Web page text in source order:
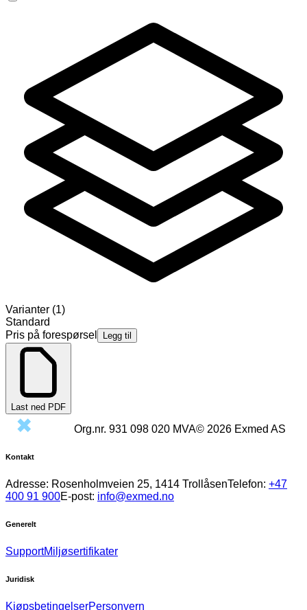
Varianter (1)
Standard
Pris på forespørsel
Legg til
Last ned PDF
Org.nr. 931 098 020 MVA© 2026 Exmed AS
Kontakt
Adresse: Rosenholmveien 25, 1414 TrollåsenTelefon: +47
400 91 900E-post: info@exmed.no
Generelt
SupportMiljøsertifikater
Juridisk
KjøpsbetingelserPersonvern